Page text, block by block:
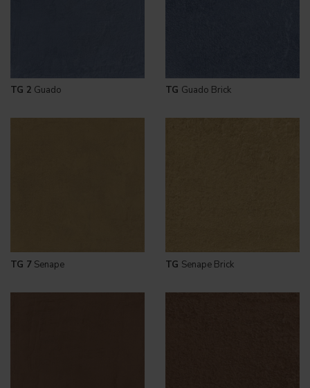
TG 2 Guado TG Guado Brick
TG 7 Senape TG Senape Brick